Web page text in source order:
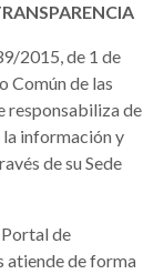
2015, de 1 de
Común de las
responsabiliza de
información y
de su Sede
de
atiende de forma